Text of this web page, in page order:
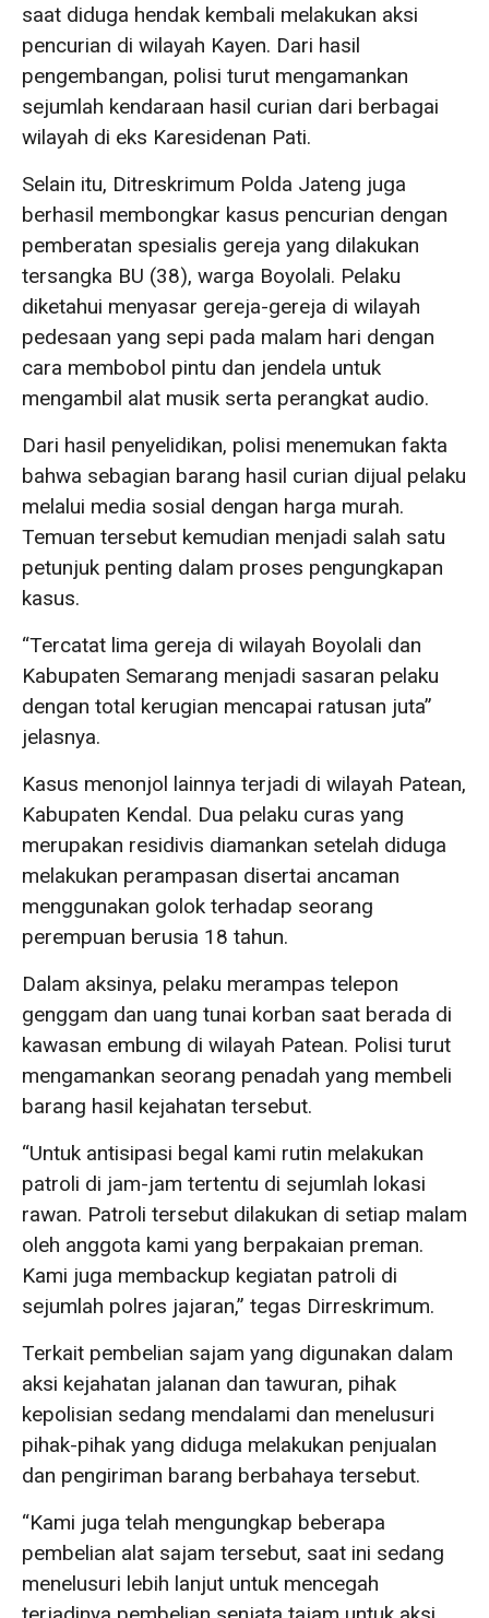
saat diduga hendak kembali melakukan aksi
pencurian di wilayah Kayen. Dari hasil
pengembangan, polisi turut mengamankan
sejumlah kendaraan hasil curian dari berbagai
wilayah di eks Karesidenan Pati.
Selain itu, Ditreskrimum Polda Jateng juga
berhasil membongkar kasus pencurian dengan
pemberatan spesialis gereja yang dilakukan
tersangka BU (38), warga Boyolali. Pelaku
diketahui menyasar gereja-gereja di wilayah
pedesaan yang sepi pada malam hari dengan
cara membobol pintu dan jendela untuk
mengambil alat musik serta perangkat audio.
Dari hasil penyelidikan, polisi menemukan fakta
bahwa sebagian barang hasil curian dijual pelaku
melalui media sosial dengan harga murah.
Temuan tersebut kemudian menjadi salah satu
petunjuk penting dalam proses pengungkapan
kasus.
“Tercatat lima gereja di wilayah Boyolali dan
Kabupaten Semarang menjadi sasaran pelaku
dengan total kerugian mencapai ratusan juta”
jelasnya.
Kasus menonjol lainnya terjadi di wilayah Patean,
Kabupaten Kendal. Dua pelaku curas yang
merupakan residivis diamankan setelah diduga
melakukan perampasan disertai ancaman
menggunakan golok terhadap seorang
perempuan berusia 18 tahun.
Dalam aksinya, pelaku merampas telepon
genggam dan uang tunai korban saat berada di
kawasan embung di wilayah Patean. Polisi turut
mengamankan seorang penadah yang membeli
barang hasil kejahatan tersebut.
“Untuk antisipasi begal kami rutin melakukan
patroli di jam-jam tertentu di sejumlah lokasi
rawan. Patroli tersebut dilakukan di setiap malam
oleh anggota kami yang berpakaian preman.
Kami juga membackup kegiatan patroli di
sejumlah polres jajaran,” tegas Dirreskrimum.
Terkait pembelian sajam yang digunakan dalam
aksi kejahatan jalanan dan tawuran, pihak
kepolisian sedang mendalami dan menelusuri
pihak-pihak yang diduga melakukan penjualan
dan pengiriman barang berbahaya tersebut.
“Kami juga telah mengungkap beberapa
pembelian alat sajam tersebut, saat ini sedang
menelusuri lebih lanjut untuk mencegah